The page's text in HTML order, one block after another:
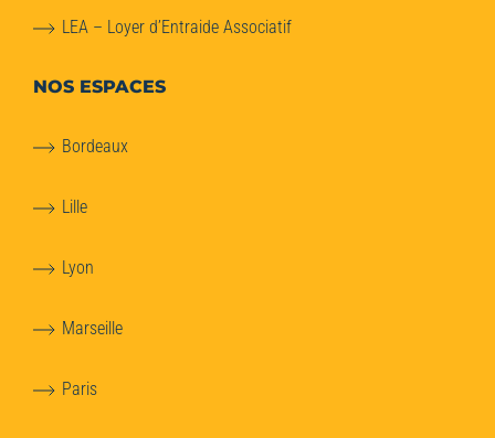
LEA – Loyer d’Entraide Associatif
NOS ESPACES
Bordeaux
Lille
Lyon
Marseille
Paris